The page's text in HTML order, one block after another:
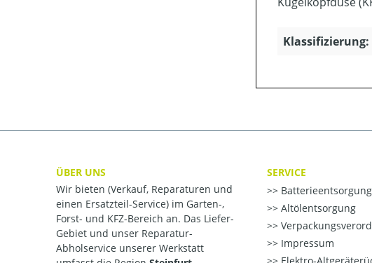
Klassifizierung:
ÜBER UNS
Wir bieten (Verkauf, Reparaturen und
einen Ersatzteil-Service) im Garten-,
Forst- und KFZ-Bereich an. Das Liefer-
Gebiet und unser Reparatur-
Abholservice unserer Werkstatt
SERVICE
Batterieentsorgung
Altölentsorgung
Impressum